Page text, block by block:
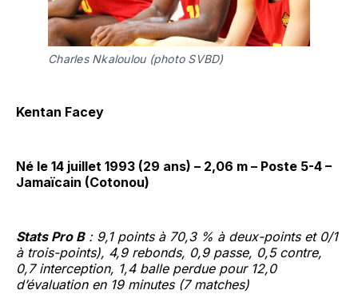
Charles Nkaloulou (photo SVBD)
Kentan Facey
Né le 14 juillet 1993 (29 ans) – 2,06 m – Poste 5-4 –
Jamaïcain (Cotonou)
Stats Pro B: 9,1 points à 70,3 % à deux-points et 0/1
à trois-points), 4,9 rebonds, 0,9 passe, 0,5 contre,
0,7 interception, 1,4 balle perdue pour 12,0
d’évaluation en 19 minutes (7 matches)